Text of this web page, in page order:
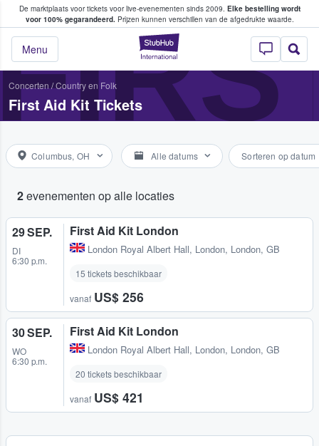
De marktplaats voor tickets voor live-evenementen sinds 2009. Elke bestelling wordt
voor 100% gegarandeerd.Prijzen kunnen verschillen van de afgedrukte waarde.
StubHub: waar
Menu
tickets kopen en verkopen
Concerten /Country en Folk
First Aid Kit Tickets
Columbus, OH Alle datums Sorteren op datum
2evenementen op alle locaties
29 SEP.
DI
6:30 p.m.
First Aid Kit London
London Royal Albert Hall, London, London, GB
15 tickets beschikbaar
vanaf US$ 256
30 SEP.
WO
6:30 p.m.
First Aid Kit London
London Royal Albert Hall, London, London, GB
20 tickets beschikbaar
vanaf US$ 421